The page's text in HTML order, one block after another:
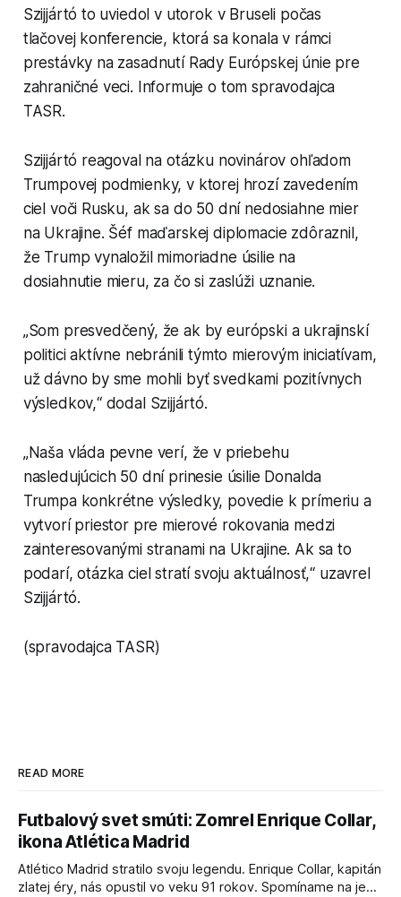
Szijjártó to uviedol v utorok v Bruseli počas
tlačovej konferencie, ktorá sa konala v rámci
prestávky na zasadnutí Rady Európskej únie pre
zahraničné veci. Informuje o tom spravodajca
TASR.
Szijjártó reagoval na otázku novinárov ohľadom
Trumpovej podmienky, v ktorej hrozí zavedením
ciel voči Rusku, ak sa do 50 dní nedosiahne mier
na Ukrajine. Šéf maďarskej diplomacie zdôraznil,
že Trump vynaložil mimoriadne úsilie na
dosiahnutie mieru, za čo si zaslúži uznanie.
„Som presvedčený, že ak by európski a ukrajinskí
politici aktívne nebránili týmto mierovým iniciatívam,
už dávno by sme mohli byť svedkami pozitívnych
výsledkov,“ dodal Szijjártó.
„Naša vláda pevne verí, že v priebehu
nasledujúcich 50 dní prinesie úsilie Donalda
Trumpa konkrétne výsledky, povedie k prímeriu a
vytvorí priestor pre mierové rokovania medzi
zainteresovanými stranami na Ukrajine. Ak sa to
podarí, otázka ciel stratí svoju aktuálnosť,“ uzavrel
Szijjártó.
(spravodajca TASR)
READ MORE
Futbalový svet smúti: Zomrel Enrique Collar,
ikona Atlética Madrid
Atlético Madrid stratilo svoju legendu. Enrique Collar, kapitán
zlatej éry, nás opustil vo veku 91 rokov. Spomíname na jeho